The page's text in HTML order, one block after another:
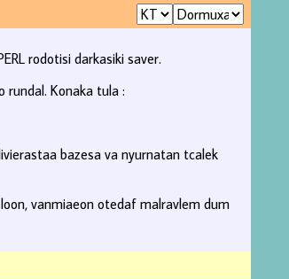
rodotisi darkasiki saver.
rundal. Konaka tula :
bazesa va nyurnatan tcalek
vanmiaeon otedaf malravlem dum